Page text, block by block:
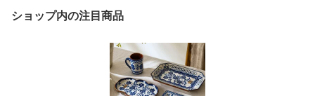
ショップ内の注目商品